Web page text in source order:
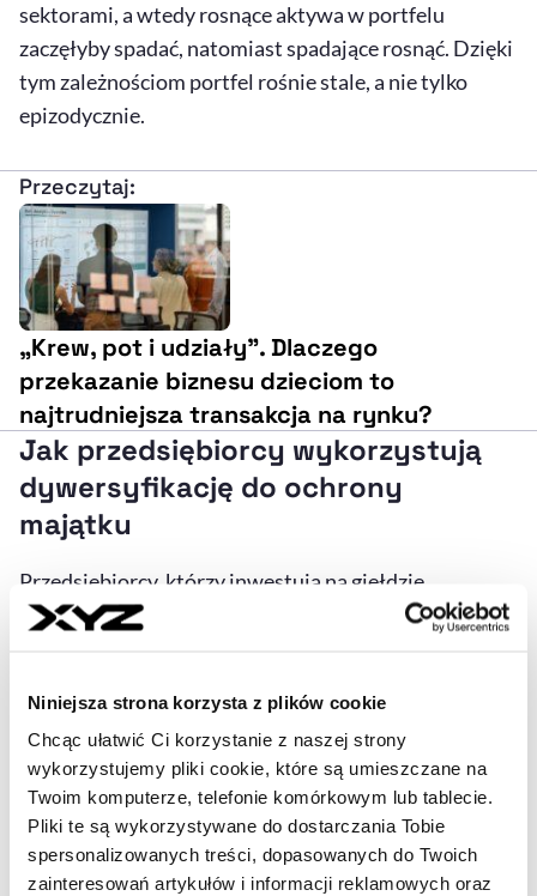
Niniejsza strona korzysta z plików cookie
Chcąc ułatwić Ci korzystanie z naszej strony
wykorzystujemy pliki cookie, które są umieszczane na
Twoim komputerze, telefonie komórkowym lub tablecie.
Pliki te są wykorzystywane do dostarczania Tobie
spersonalizowanych treści, dopasowanych do Twoich
zainteresowań artykułów i informacji reklamowych oraz
sektorami, a wtedy rosnące aktywa w portfelu
zaczęłyby spadać, natomiast spadające rosnąć. Dzięki
tym zależnościom portfel rośnie stale, a nie tylko
epizodycznie.
Przeczytaj:
„Krew, pot i udziały”. Dlaczego
przekazanie biznesu dzieciom to
najtrudniejsza transakcja na rynku?
Jak przedsiębiorcy wykorzystują
dywersyfikację do ochrony
majątku
Przedsiębiorcy, którzy inwestują na giełdzie
rozumieją to podejście. Dokładnie ta sama strategia
gospodarcze kolejno premiowało i dobijało branże,
więc najwięcej zyskał ten biznes, który był
przygotowany na każdą możliwą ewentualność.
„W każdym kryzysie jedne sektory tracą, inne zyskują.
Było to widoczne m.in. w okresie pandemiiCOVID-